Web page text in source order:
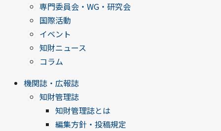
専門委員会・WG・研究会
国際活動
イベント
知財ニュース
コラム
機関誌・広報誌
知財管理誌
知財管理誌とは
編集方針・投稿規定